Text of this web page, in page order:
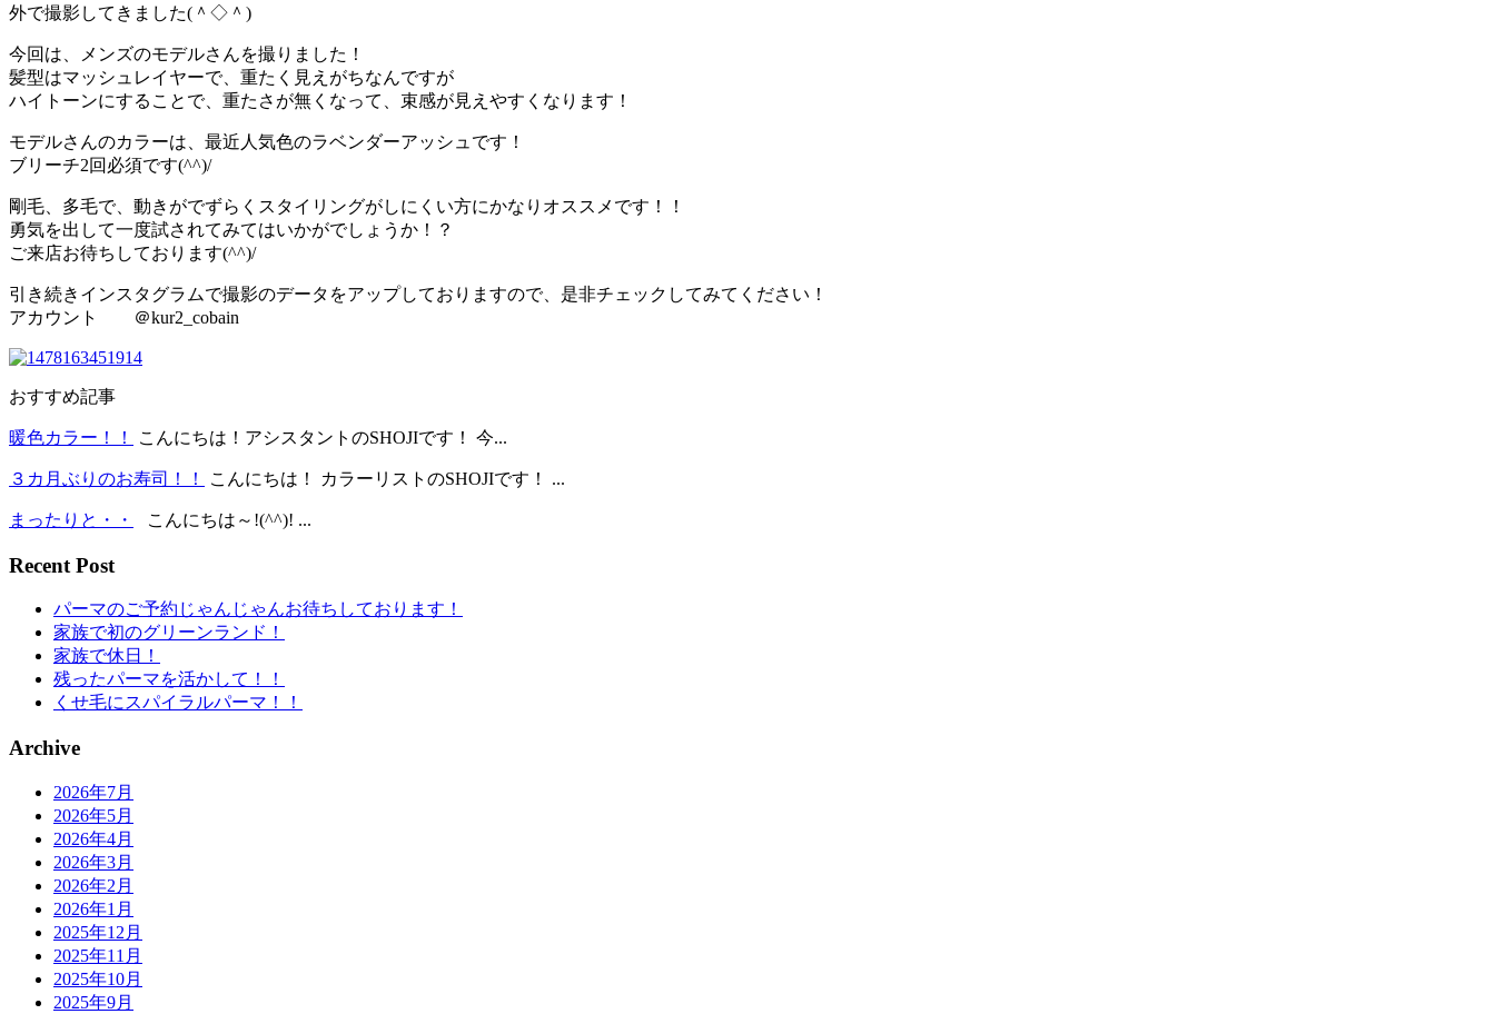
外で撮影してきました(＾◇＾)
今回は、メンズのモデルさんを撮りました！
髪型はマッシュレイヤーで、重たく見えがちなんですが
ハイトーンにすることで、重たさが無くなって、束感が見えやすくなります！
モデルさんのカラーは、最近人気色のラベンダーアッシュです！
ブリーチ2回必須です(^^)/
剛毛、多毛で、動きがでずらくスタイリングがしにくい方にかなりオススメです！！
勇気を出して一度試されてみてはいかがでしょうか！？
ご来店お待ちしております(^^)/
引き続きインスタグラムで撮影のデータをアップしておりますので、是非チェックしてみてください！
アカウント ＠kur2_cobain
おすすめ記事
暖色カラー！！ こんにちは！アシスタントのSHOJIです！ 今...
３カ月ぶりのお寿司！！ こんにちは！ カラーリストのSHOJIです！ ...
まったりと・・ こんにちは～!(^^)! ...
Recent Post
パーマのご予約じゃんじゃんお待ちしております！
家族で初のグリーンランド！
家族で休日！
残ったパーマを活かして！！
くせ毛にスパイラルパーマ！！
Archive
2026年7月
2026年5月
2026年4月
2026年3月
2026年2月
2026年1月
2025年12月
2025年11月
2025年10月
2025年9月